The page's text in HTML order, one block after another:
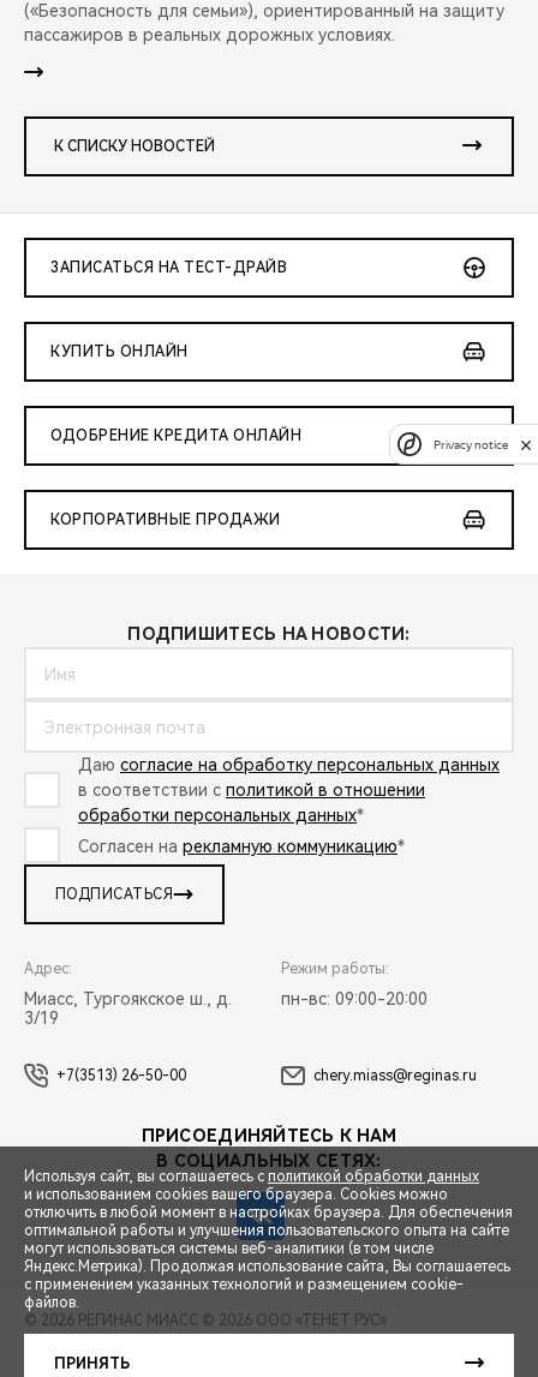
СПЕЦПРЕДЛОЖЕНИЯ
ЗАПИСЬ НА ТЕСТ-ДРАЙВ
(«Безопасность для семьи»), ориентированный на защиту
пассажиров в реальных дорожных условиях.
К СПИСКУ НОВОСТЕЙ
ЗАПИСАТЬСЯ НА ТЕСТ-ДРАЙВ
КУПИТЬ ОНЛАЙН
ОДОБРЕНИЕ КРЕДИТА ОНЛАЙН
КОРПОРАТИВНЫЕ ПРОДАЖИ
ПОДПИШИТЕСЬ НА НОВОСТИ:
Даю согласие на обработку персональных данных
в соответствии с политикой в отношении
обработки персональных данных*
Согласен на рекламную коммуникацию*
ПОДПИСАТЬСЯ
Адрес:
Миасс, Тургоякское ш., д.
3/19
Режим работы:
пн-вс: 09:00-20:00
+7(3513) 26-50-00 chery.miass@reginas.ru
ПРИСОЕДИНЯЙТЕСЬ К НАМ
В СОЦИАЛЬНЫХ СЕТЯХ:
© 2026 РЕГИНАС МИАСС © 2026 ООО «ТЕНЕТ РУС»
Сделано в ПЕРКС
Используя сайт, вы соглашаетесь с политикой обработки данных
и использованием cookies вашего браузера. Cookies можно
отключить в любой момент в настройках браузера. Для обеспечения
оптимальной работы и улучшения пользовательского опыта на сайте
могут использоваться системы веб-аналитики (в том числе
Яндекс.Метрика). Продолжая использование сайта, Вы соглашаетесь
с применением указанных технологий и размещением cookie-
файлов.
ПРИНЯТЬ
Privacy notice